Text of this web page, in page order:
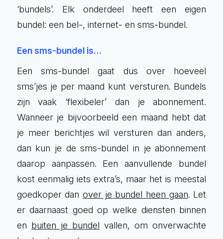
‘bundels’. Elk onderdeel heeft een eigen
bundel: een bel-, internet- en sms-bundel.
Een sms-bundel is…
Een sms-bundel gaat dus over hoeveel
sms’jes je per maand kunt versturen. Bundels
zijn vaak ‘flexibeler’ dan je abonnement.
Wanneer je bijvoorbeeld een maand hebt dat
je meer berichtjes wil versturen dan anders,
dan kun je de sms-bundel in je abonnement
daarop aanpassen. Een aanvullende bundel
kost eenmalig iets extra’s, maar het is meestal
goedkoper dan over je bundel heen gaan. Let
er daarnaast goed op welke diensten binnen
en buiten je bundel vallen, om onverwachte